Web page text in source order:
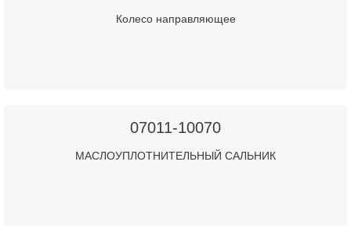
Колесо направляющее
07011-10070
МАСЛОУПЛОТНИТЕЛЬНЫЙ САЛЬНИК